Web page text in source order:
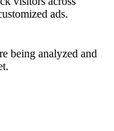
ads.
being analyzed and